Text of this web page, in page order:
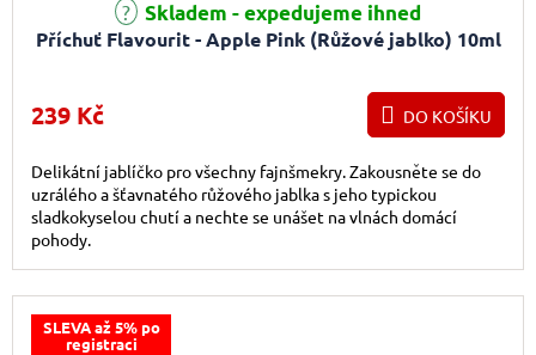
Příchuť Flavourit - Apple Pink (Růžové jablko) 10ml
Skladem - expedujeme ihned
239 Kč DO KOŠÍKU
Delikátní jablíčko pro všechny fajnšmekry. Zakousněte se do
uzrálého a šťavnatého růžového jablka s jeho typickou
sladkokyselou chutí a nechte se unášet na vlnách domácí
pohody.
SLEVA až 5% po
registraci